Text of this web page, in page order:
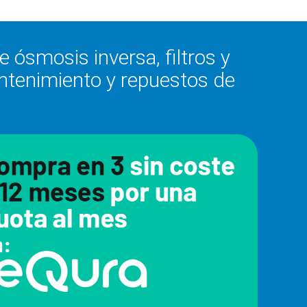
ósmosis inversa, filtros y
y repuestos de